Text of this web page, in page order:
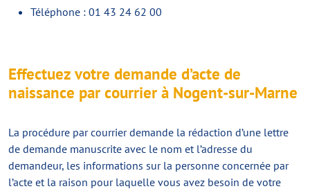
Téléphone : 01 43 24 62 00
Effectuez votre demande d’acte de
naissance par courrier à Nogent-sur-Marne
La procédure par courrier demande la rédaction d’une lettre
de demande manuscrite avec le nom et l’adresse du
demandeur, les informations sur la personne concernée par
l’acte et la raison pour laquelle vous avez besoin de votre